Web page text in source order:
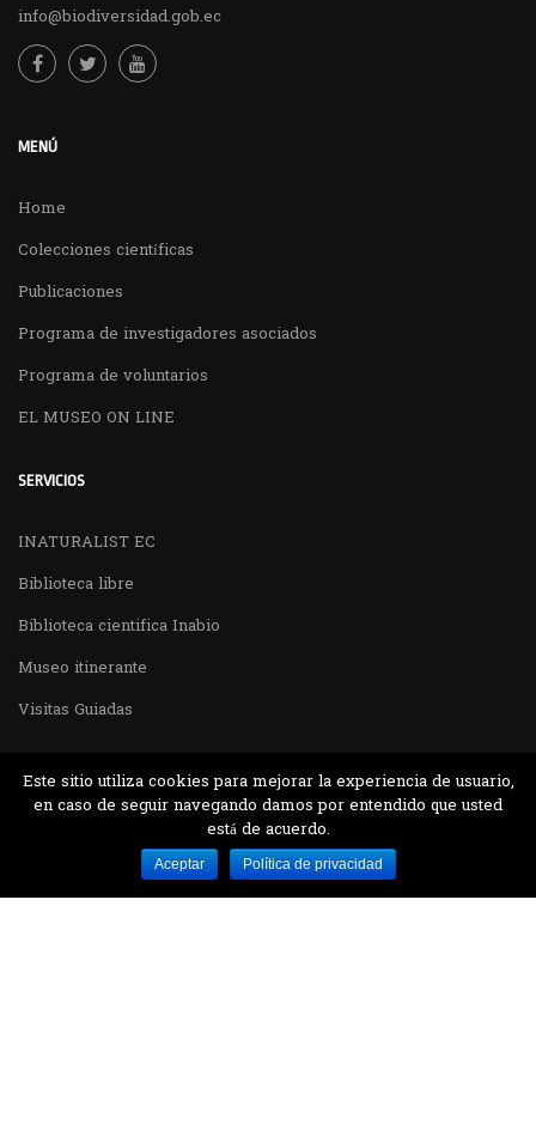
info@biodiversidad.gob.ec
MENÚ
Home
Colecciones científicas
Publicaciones
Programa de investigadores asociados
Programa de voluntarios
EL MUSEO ON LINE
SERVICIOS
INATURALIST EC
Biblioteca libre
Biblioteca cientifica Inabio
Museo itinerante
Visitas Guiadas
Desarrollado por MJTEC.
Este sitio utiliza cookies para mejorar la experiencia de usuario,
en caso de seguir navegando damos por entendido que usted
está de acuerdo.
Aceptar Política de privacidad